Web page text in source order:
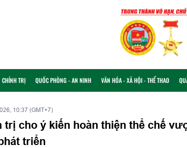
CHÍNH TRỊ QUỐC PHÒNG - AN NINH VĂN HÓA - XÃ HỘI - THỂ THAO
10:37 (GMT+7)
trị cho ý kiến hoàn thiện thể chế
triển